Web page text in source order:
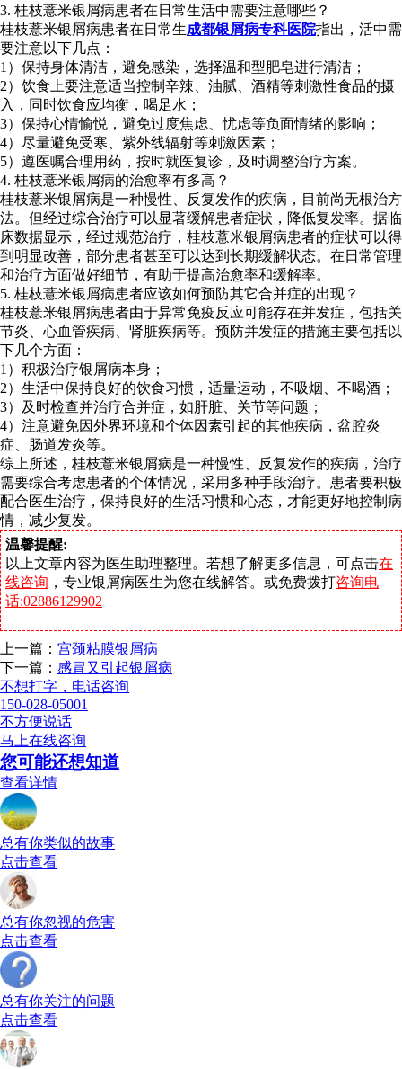
3. 桂枝薏米银屑病患者在日常生活中需要注意哪些？
桂枝薏米银屑病患者在日常生成都银屑病专科医院指出，活中需
要注意以下几点：
1）保持身体清洁，避免感染，选择温和型肥皂进行清洁；
2）饮食上要注意适当控制辛辣、油腻、酒精等刺激性食品的摄
入，同时饮食应均衡，喝足水；
3）保持心情愉悦，避免过度焦虑、忧虑等负面情绪的影响；
4）尽量避免受寒、紫外线辐射等刺激因素；
5）遵医嘱合理用药，按时就医复诊，及时调整治疗方案。
4. 桂枝薏米银屑病的治愈率有多高？
桂枝薏米银屑病是一种慢性、反复发作的疾病，目前尚无根治方
法。但经过综合治疗可以显著缓解患者症状，降低复发率。据临
床数据显示，经过规范治疗，桂枝薏米银屑病患者的症状可以得
到明显改善，部分患者甚至可以达到长期缓解状态。在日常管理
和治疗方面做好细节，有助于提高治愈率和缓解率。
5. 桂枝薏米银屑病患者应该如何预防其它合并症的出现？
桂枝薏米银屑病患者由于异常免疫反应可能存在并发症，包括关
节炎、心血管疾病、肾脏疾病等。预防并发症的措施主要包括以
下几个方面：
1）积极治疗银屑病本身；
2）生活中保持良好的饮食习惯，适量运动，不吸烟、不喝酒；
3）及时检查并治疗合并症，如肝脏、关节等问题；
4）注意避免因外界环境和个体因素引起的其他疾病，盆腔炎
症、肠道发炎等。
综上所述，桂枝薏米银屑病是一种慢性、反复发作的疾病，治疗
需要综合考虑患者的个体情况，采用多种手段治疗。患者要积极
配合医生治疗，保持良好的生活习惯和心态，才能更好地控制病
情，减少复发。
温馨提醒:
以上文章内容为医生助理整理。若想了解更多信息，可点击在
线咨询 ，专业银屑病医生为您在线解答。或免费拨打咨询电
话:02886129902
上一篇： 宫颈粘膜银屑病
下一篇： 感冒又引起银屑病
不想打字，电话咨询
150-028-05001
不方便说话
马上在线咨询
您可能还想知道
查看详情
总有你类似的故事
点击查看
总有你忽视的危害
点击查看
总有你关注的问题
点击查看